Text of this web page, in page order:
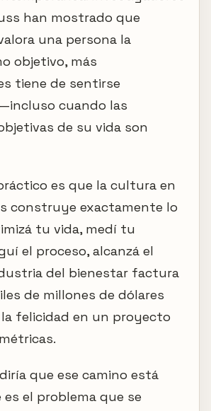
han mostrado que
una persona la
objetivo, más
tiene de sentirse
cuando las
de su vida son
es que la cultura en
construye exactamente lo
tu vida, medí tu
el proceso, alcanzá el
del bienestar factura
de millones de dólares
felicidad en un proyecto
que ese camino está
es el problema que se